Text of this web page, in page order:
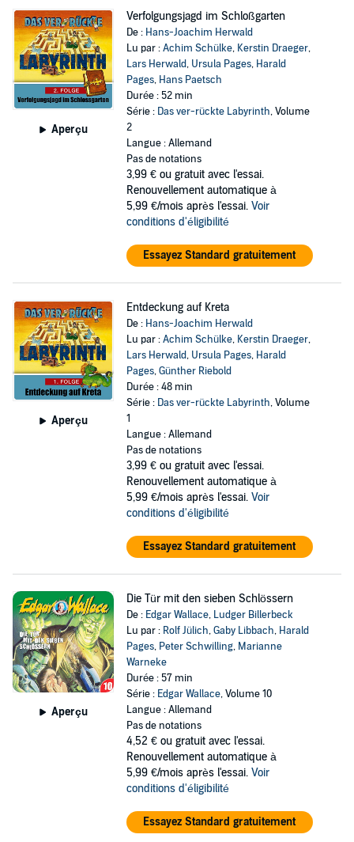
Aperçu
Verfolgungsjagd im Schloßgarten
De : Hans-Joachim Herwald
Lu par :Achim Schülke, Kerstin Draeger,
Lars Herwald, Ursula Pages, Harald
Pages, Hans Paetsch
Durée : 52 min
Série : Das ver-rückte Labyrinth, Volume
2
Langue : Allemand
Pas de notations
3,99 € ou gratuit avec l'essai.
Renouvellement automatique à
5,99 €/mois après l'essai. Voir
conditions d'éligibilité
Essayez Standard gratuitement
Aperçu
Entdeckung auf Kreta
De : Hans-Joachim Herwald
Lu par :Achim Schülke, Kerstin Draeger,
Lars Herwald, Ursula Pages, Harald
Pages,Günther Riebold
Durée : 48 min
Série : Das ver-rückte Labyrinth, Volume
1
Langue : Allemand
Pas de notations
3,99 € ou gratuit avec l'essai.
Renouvellement automatique à
5,99 €/mois après l'essai. Voir
conditions d'éligibilité
Essayez Standard gratuitement
Aperçu
Die Tür mit den sieben Schlössern
De : Edgar Wallace, Ludger Billerbeck
Lu par : Rolf Jülich,Gaby Libbach, Harald
Pages, Peter Schwilling, Marianne
Warneke
Durée : 57 min
Série : Edgar Wallace, Volume 10
Langue : Allemand
Pas de notations
4,52 € ou gratuit avec l'essai.
Renouvellement automatique à
5,99 €/mois après l'essai. Voir
conditions d'éligibilité
Essayez Standard gratuitement